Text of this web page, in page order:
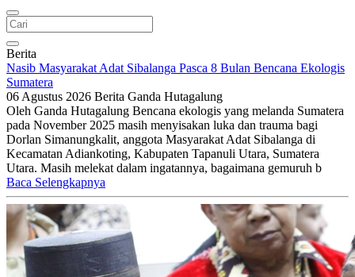
Berita
Nasib Masyarakat Adat Sibalanga Pasca 8 Bulan Bencana Ekologis
Sumatera
06 Agustus 2026 Berita Ganda Hutagalung
Oleh Ganda Hutagalung Bencana ekologis yang melanda Sumatera
pada November 2025 masih menyisakan luka dan trauma bagi
Dorlan Simanungkalit, anggota Masyarakat Adat Sibalanga di
Kecamatan Adiankoting, Kabupaten Tapanuli Utara, Sumatera
Utara. Masih melekat dalam ingatannya, bagaimana gemuruh b
Baca Selengkapnya